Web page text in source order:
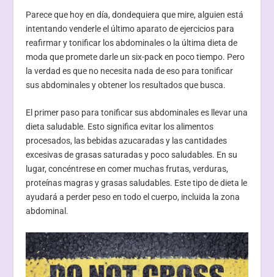
Parece que hoy en día, dondequiera que mire, alguien está
intentando venderle el último aparato de ejercicios para
reafirmar y tonificar los abdominales o la última dieta de
moda que promete darle un six-pack en poco tiempo. Pero
la verdad es que no necesita nada de eso para tonificar
sus abdominales y obtener los resultados que busca.
El primer paso para tonificar sus abdominales es llevar una
dieta saludable. Esto significa evitar los alimentos
procesados, las bebidas azucaradas y las cantidades
excesivas de grasas saturadas y poco saludables. En su
lugar, concéntrese en comer muchas frutas, verduras,
proteínas magras y grasas saludables. Este tipo de dieta le
ayudará a perder peso en todo el cuerpo, incluida la zona
abdominal.